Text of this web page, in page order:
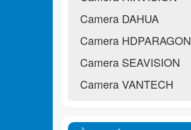
Camera DAHUA
Camera HDPARAGON
Camera SEAVISION
Camera VANTECH